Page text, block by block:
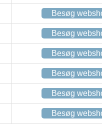
Besøg
Besøg
Besøg
Besøg
Besøg
Besøg